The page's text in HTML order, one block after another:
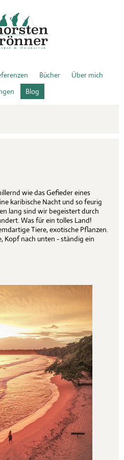
Bücher
Über mich
Blog
wie das Gefieder eines
karibische Nacht und so feurig
lang sind wir begeistert durch
Was für ein tolles Land!
Tiere, exotische Pflanzen.
Kopf nach unten - ständig ein